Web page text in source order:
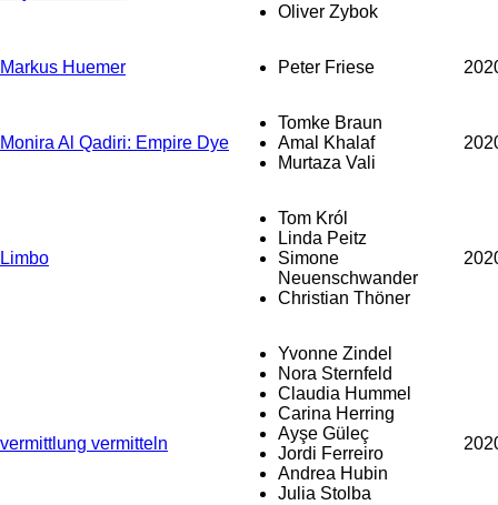
Oliver Zybok
Markus Huemer Peter Friese
Monira Al Qadiri: Empire Dye
Tomke Braun
Amal Khalaf
Murtaza Vali
Limbo
Tom Król
Linda Peitz
Simone
Neuenschwander
Christian Thöner
vermittlung vermitteln
Yvonne Zindel
Nora Sternfeld
Claudia Hummel
Carina Herring
Ayşe Güleç
Jordi Ferreiro
Andrea Hubin
Julia Stolba